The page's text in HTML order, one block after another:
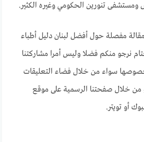
تنورين الحكومي وغيره الكثير.
مفصلة حول أفضل لبنان دليل أطباء
نرجو منكم فضلا وليس أمرا مشاركتنا
سواء من خلال فضاء التعليقات
من خلال صفحتنا الرسمية على موقع
أو تويتر.